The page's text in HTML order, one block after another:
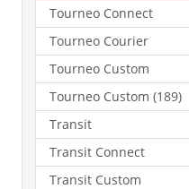
Tourneo Connect
Tourneo Courier
Tourneo Custom
Tourneo Custom (189)
Transit
Transit Connect
Transit Custom